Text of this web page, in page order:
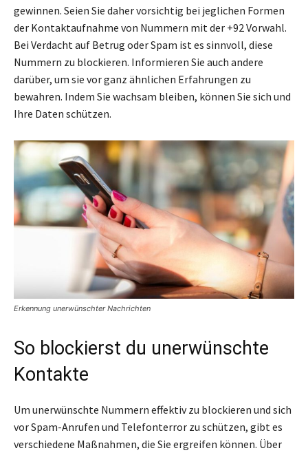
gewinnen. Seien Sie daher vorsichtig bei jeglichen Formen
der Kontaktaufnahme von Nummern mit der +92 Vorwahl.
Bei Verdacht auf Betrug oder Spam ist es sinnvoll, diese
Nummern zu blockieren. Informieren Sie auch andere
darüber, um sie vor ganz ähnlichen Erfahrungen zu
bewahren. Indem Sie wachsam bleiben, können Sie sich und
Ihre Daten schützen.
Erkennung unerwünschter Nachrichten
So blockierst du unerwünschte
Kontakte
Um unerwünschte Nummern effektiv zu blockieren und sich
vor Spam-Anrufen und Telefonterror zu schützen, gibt es
verschiedene Maßnahmen, die Sie ergreifen können. Über